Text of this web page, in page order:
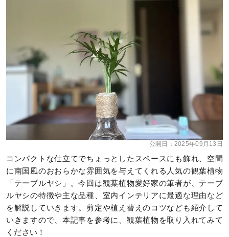
公開日： 2025年09月13日
コンパクトな仕立てでちょっとしたスペースにも飾れ、空間
に南国風のおおらかな雰囲気を与えてくれる人気の観葉植物
「テーブルヤシ」。今回は観葉植物愛好家の筆者が、テーブ
ルヤシの特徴や主な品種、室内インテリアに最適な理由など
を解説していきます。剪定や植え替えのコツなども紹介して
いきますので、本記事を参考に、観葉植物を取り入れてみて
ください！